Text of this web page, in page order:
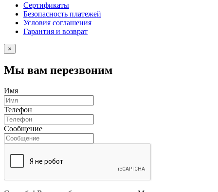
Сертификаты
Безопасность платежей
Условия соглашения
Гарантия и возврат
×
Мы вам перезвоним
Имя
Телефон
Сообщение